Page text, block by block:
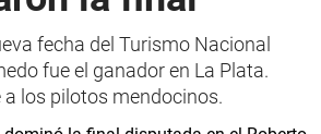
fecha del Turismo Nacional
fue el ganador en La Plata.
los pilotos mendocinos.